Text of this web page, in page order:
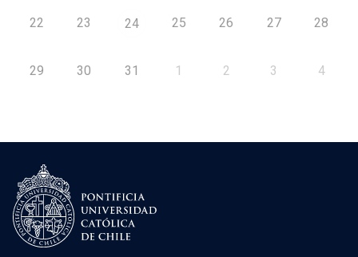
22 23 24 25 26 27 28
29 30 31 1 2 3 4